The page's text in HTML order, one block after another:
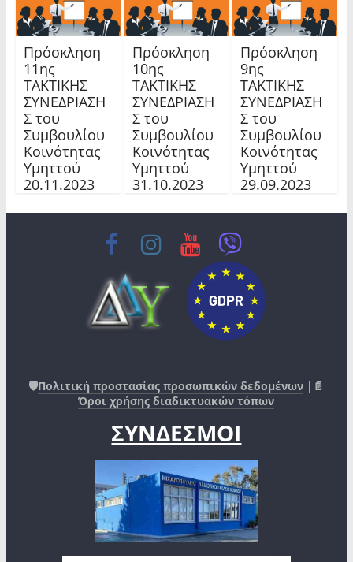
Πρόσκληση
11ης
TAKTIKHΣ
ΣΥΝΕΔΡΙΑΣΗ
Σ του
Συμβουλίου
Κοινότητας
Υμηττού
20.11.2023
Πρόσκληση
10ης
TAKTIKHΣ
ΣΥΝΕΔΡΙΑΣΗ
Σ του
Συμβουλίου
Κοινότητας
Υμηττού
31.10.2023
Πρόσκληση
9ης
TAKTIKHΣ
ΣΥΝΕΔΡΙΑΣΗ
Σ του
Συμβουλίου
Κοινότητας
Υμηττού
29.09.2023
🛡️Πολιτική προστασίας προσωπικών δεδομένων |📄
Όροι χρήσης διαδικτυακών τόπων
ΣΥΝΔΕΣΜΟΙ